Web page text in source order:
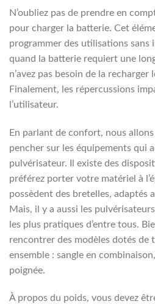
N’oubliez pas de prendre en
pour charger la batterie. Cet
programmer des utilisations
quand la batterie requiert une
n’avez pas besoin de la recharger
Finalement, les répercussions
l’utilisateur.
En parlant de confort, nous
pencher sur les équipements qui
pulvérisateur. Il existe des
préférez porter votre matériel à
possèdent des bretelles, adaptés
Mais, il y a aussi les
les plus pratiques d’entre tous.
rencontrer des modèles dotés de
ensemble : sangle en
poignée.
À propos du poids, vous devez